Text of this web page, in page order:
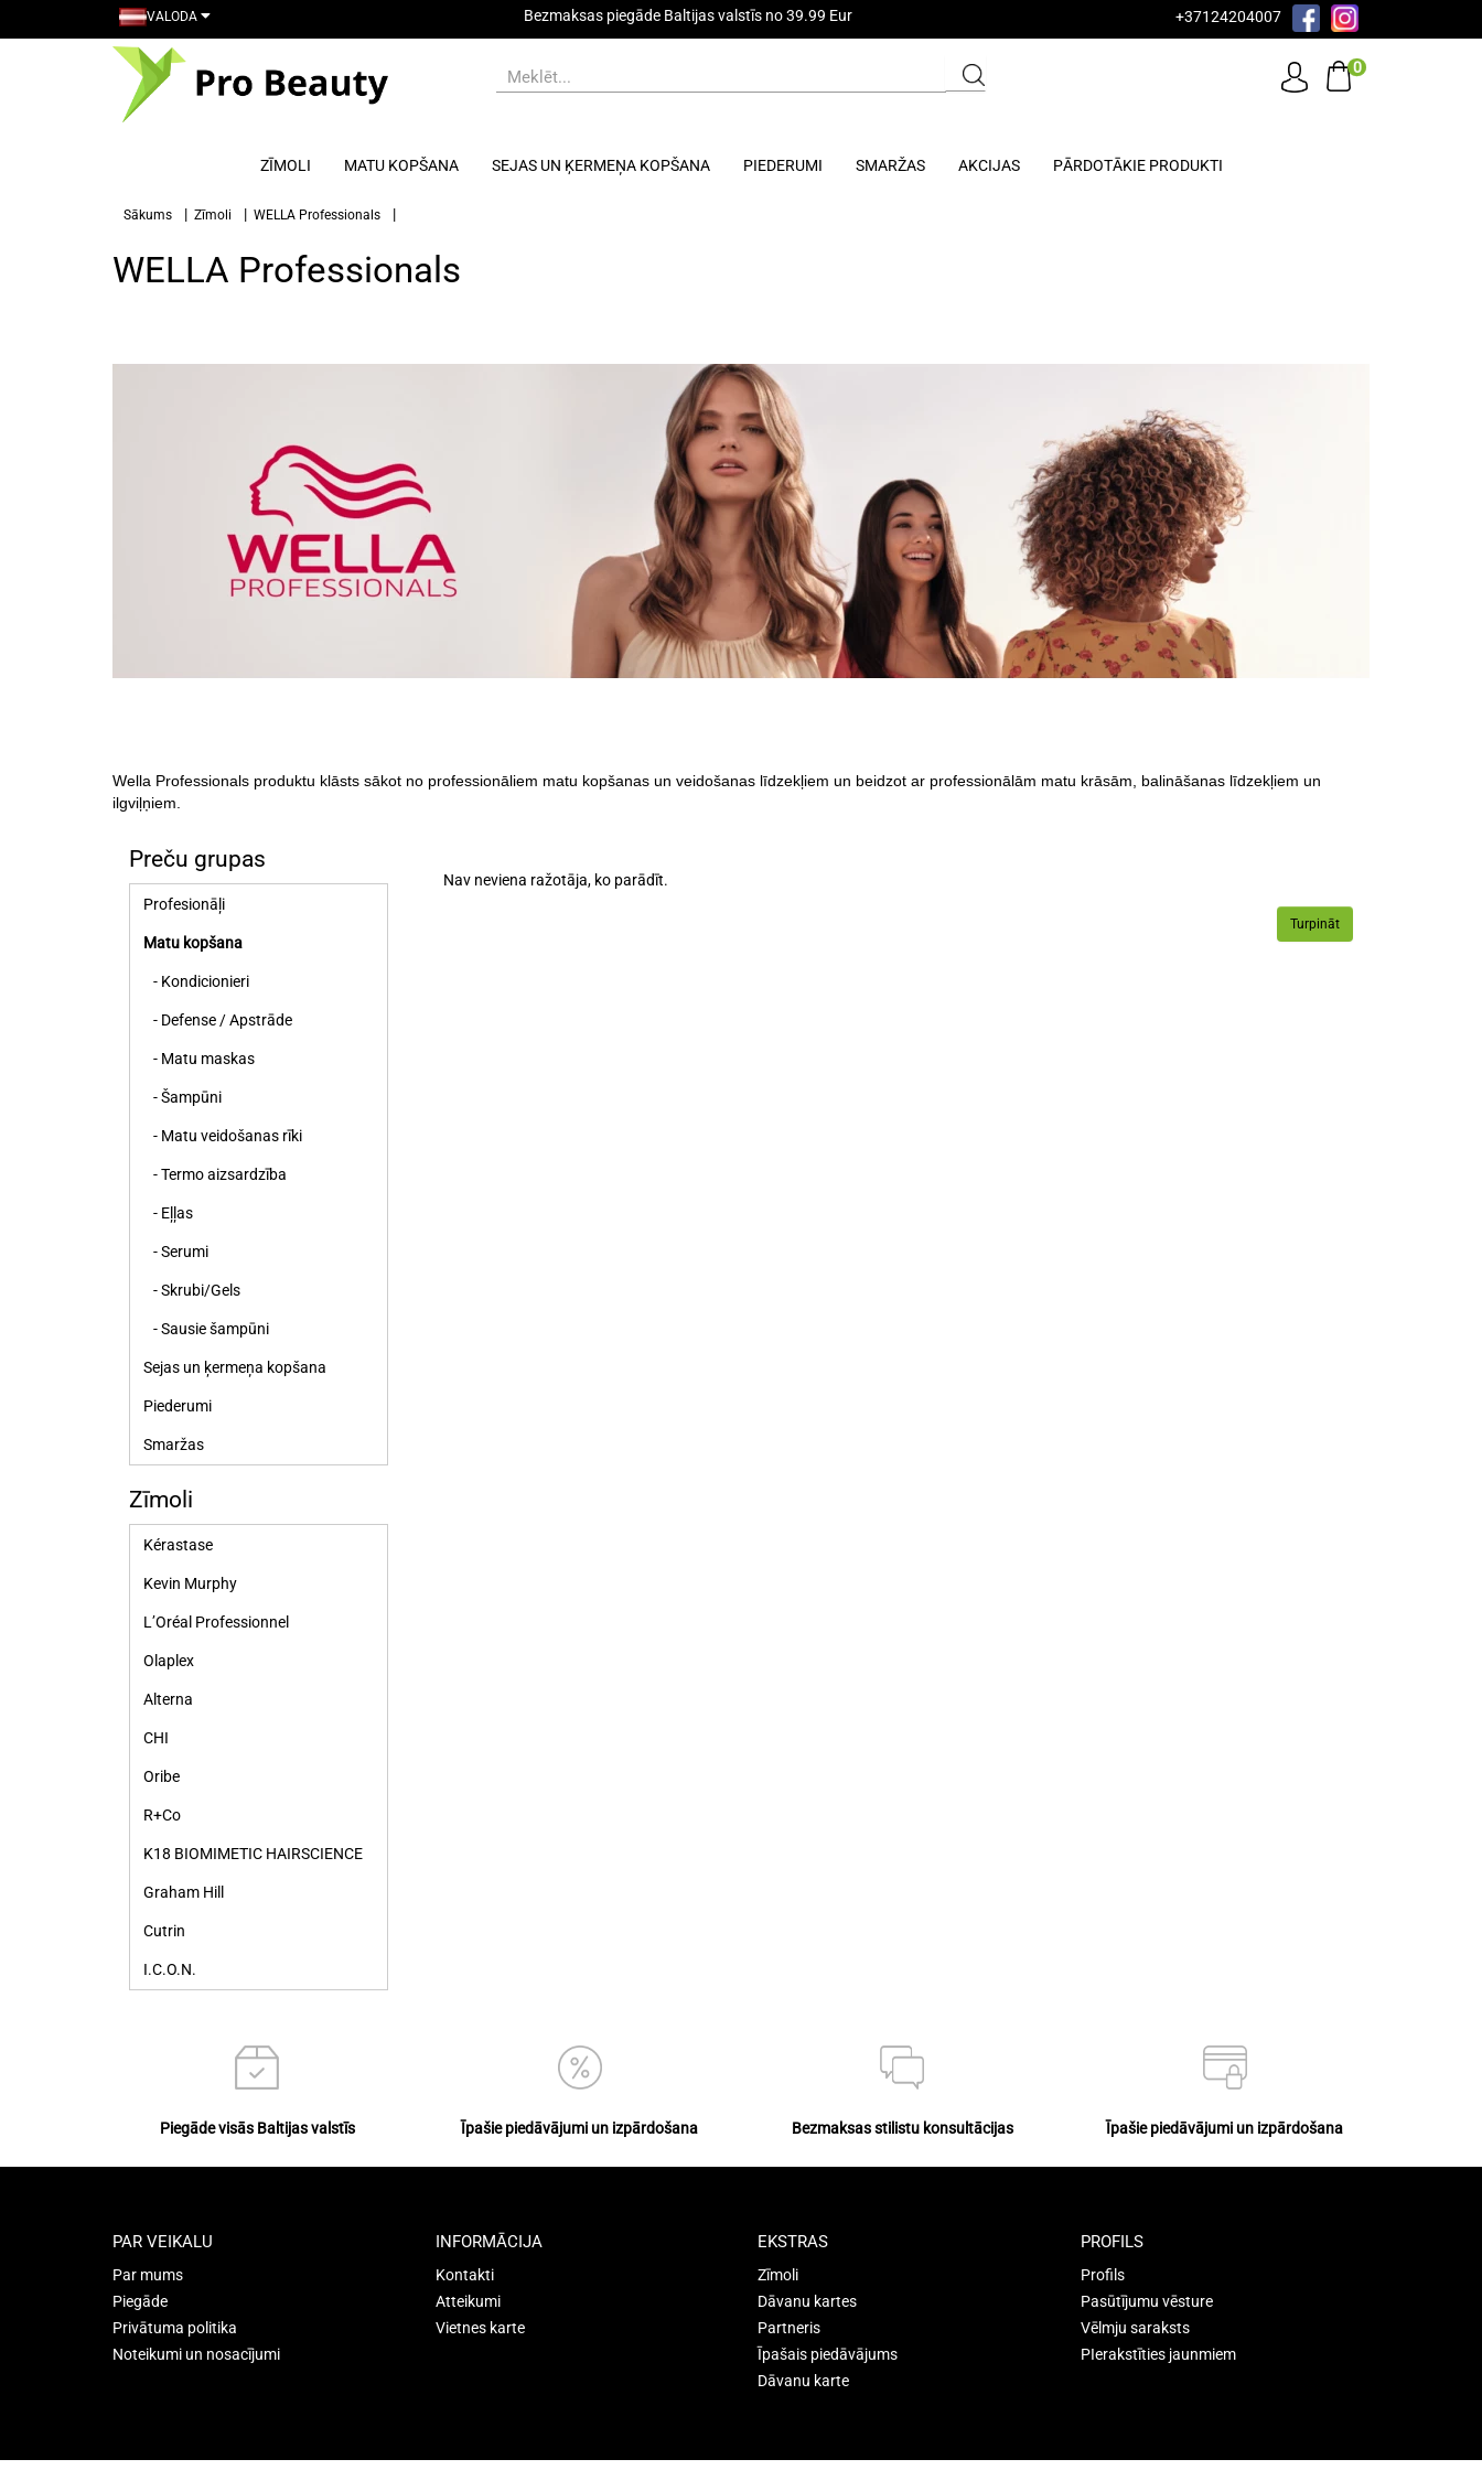
VALODA Bezmaksas piegāde Baltijas valstīs no 39.99 Eur +37124204007
0
ZĪMOLI MATU KOPŠANA SEJAS UN ĶERMEŅA KOPŠANA PIEDERUMI SMARŽAS AKCIJAS PĀRDOTĀKIE PRODUKTI
Sākums Zīmoli WELLA Professionals
WELLA Professionals
Wella Professionals produktu klāsts sākot no professionāliem matu kopšanas un veidošanas līdzekļiem un beidzot ar professionālām matu krāsām, balināšanas līdzekļiem un
ilgviļņiem.
Preču grupas
Profesionāļi
Matu kopšana
- Kondicionieri
- Defense / Apstrāde
- Matu maskas
- Šampūni
- Matu veidošanas rīki
- Termo aizsardzība
- Eļļas
- Serumi
- Skrubi/Gels
- Sausie šampūni
Sejas un ķermeņa kopšana
Piederumi
Smaržas
Zīmoli
Kérastase
Kevin Murphy
L’Oréal Professionnel
Olaplex
Alterna
CHI
Oribe
R+Co
K18 BIOMIMETIC HAIRSCIENCE
Graham Hill
Cutrin
I.C.O.N.
Nav neviena ražotāja, ko parādīt.
Turpināt
Piegāde visās Baltijas valstīs Īpašie piedāvājumi un izpārdošana Bezmaksas stilistu konsultācijas Īpašie piedāvājumi un izpārdošana
PAR VEIKALU
Par mums
Piegāde
Privātuma politika
Noteikumi un nosacījumi
INFORMĀCIJA
Kontakti
Atteikumi
Vietnes karte
EKSTRAS
Zīmoli
Dāvanu kartes
Partneris
Īpašais piedāvājums
Dāvanu karte
PROFILS
Profils
Pasūtījumu vēsture
Vēlmju saraksts
PIerakstīties jaunmiem